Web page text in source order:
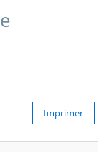
Imprimer